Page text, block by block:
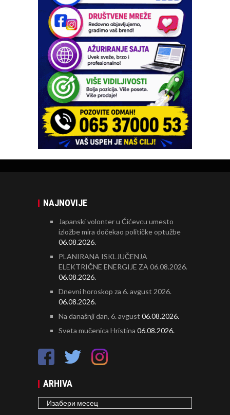
NAJNOVIJE
Japanski volonter u Ćićevcu umesto
izložbe mira dočekao političke optužbe
06.08.2026.
PLANIRANA ISKLJUČENJA
ELEKTRIČNE ENERGIJE ZA 06.08.2026.
06.08.2026.
Dnevni horoskop za 6. avgust 2026.
06.08.2026.
Na današnji dan, 6. avgust 06.08.2026.
Sveta mučenica Hristina 06.08.2026.
ARHIVA
ARHIVA